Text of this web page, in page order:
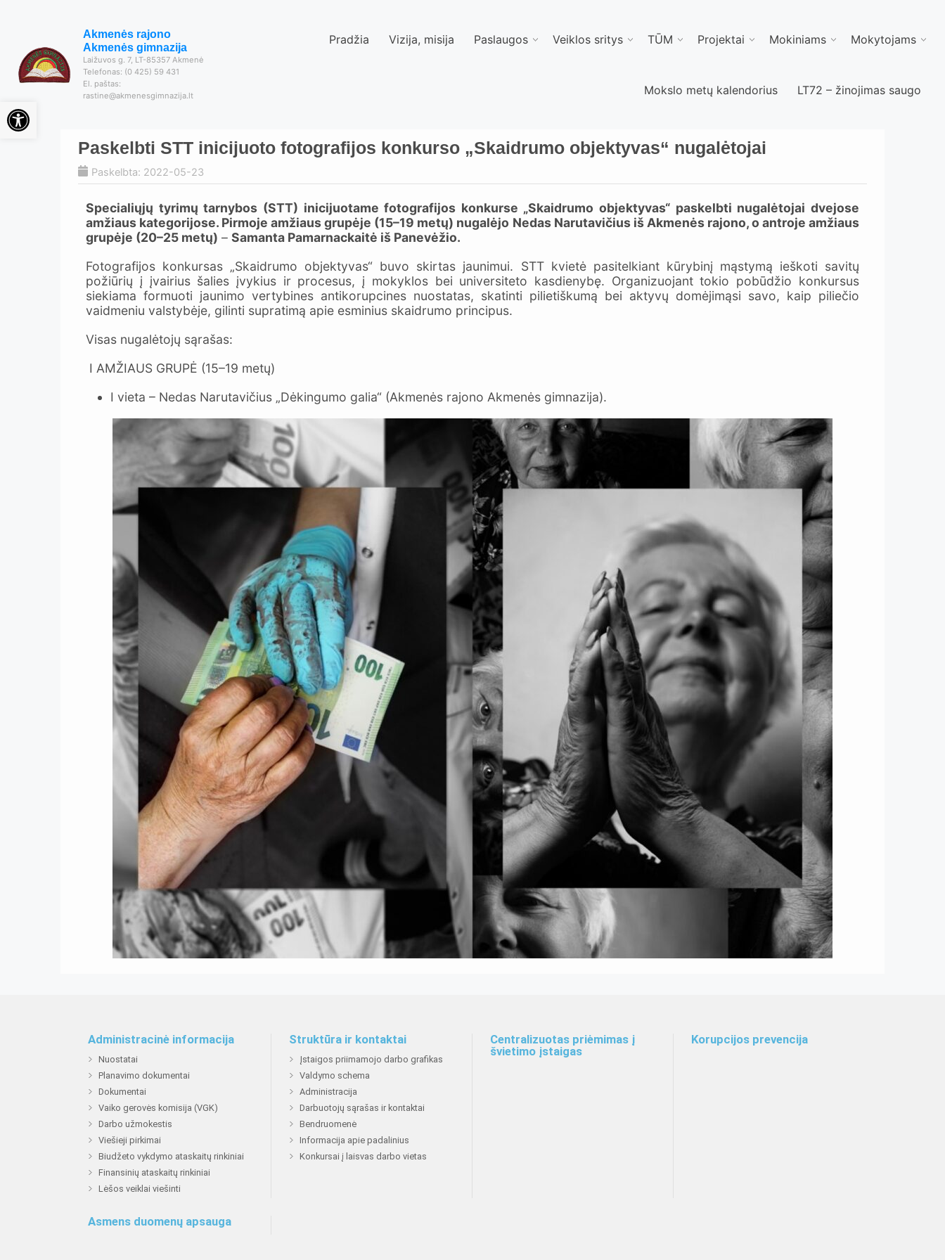
Akmenės rajono
Akmenės gimnazija
Laižuvos g. 7, LT-85357 Akmenė
Telefonas: (0 425) 59 431
El. paštas:
rastine@akmenesgimnazija.lt
Pradžia Vizija, misija Paslaugos Veiklos sritys TŪM Projektai Mokiniams Mokytojams
Mokslo metų kalendorius LT72 – žinojimas saugo
Paskelbti STT inicijuoto fotografijos konkurso „Skaidrumo objektyvas“ nugalėtojai
Paskelbta: 2022-05-23
Specialiųjų tyrimų tarnybos (STT) inicijuotame fotografijos konkurse „Skaidrumo objektyvas“ paskelbti nugalėtojai dvejose
amžiaus kategorijose. Pirmoje amžiaus grupėje (15–19 metų) nugalėjo Nedas Narutavičius iš Akmenės rajono, o antroje amžiaus
grupėje (20–25 metų) –Samanta Pamarnackaitė iš Panevėžio.
Fotografijos konkursas „Skaidrumo objektyvas“ buvo skirtas jaunimui. STT kvietė pasitelkiant kūrybinį mąstymą ieškoti savitų
požiūrių į įvairius šalies įvykius ir procesus, į mokyklos bei universiteto kasdienybę. Organizuojant tokio pobūdžio konkursus
siekiama formuoti jaunimo vertybines antikorupcines nuostatas, skatinti pilietiškumą bei aktyvų domėjimąsi savo, kaip piliečio
vaidmeniu valstybėje, gilinti supratimą apie esminius skaidrumo principus.
Visas nugalėtojų sąrašas:
I AMŽIAUS GRUPĖ (15–19 metų)
I vieta – Nedas Narutavičius „Dėkingumo galia“ (Akmenės rajono Akmenės gimnazija).
Administracinė informacija
Nuostatai
Planavimo dokumentai
Dokumentai
Vaiko gerovės komisija (VGK)
Darbo užmokestis
Viešieji pirkimai
Biudžeto vykdymo ataskaitų rinkiniai
Finansinių ataskaitų rinkiniai
Lėšos veiklai viešinti
Struktūra ir kontaktai
Įstaigos priimamojo darbo grafikas
Valdymo schema
Administracija
Darbuotojų sąrašas ir kontaktai
Bendruomenė
Informacija apie padalinius
Konkursai į laisvas darbo vietas
Centralizuotas priėmimas į
švietimo įstaigas
Korupcijos prevencija
Asmens duomenų apsauga
Open toolbar